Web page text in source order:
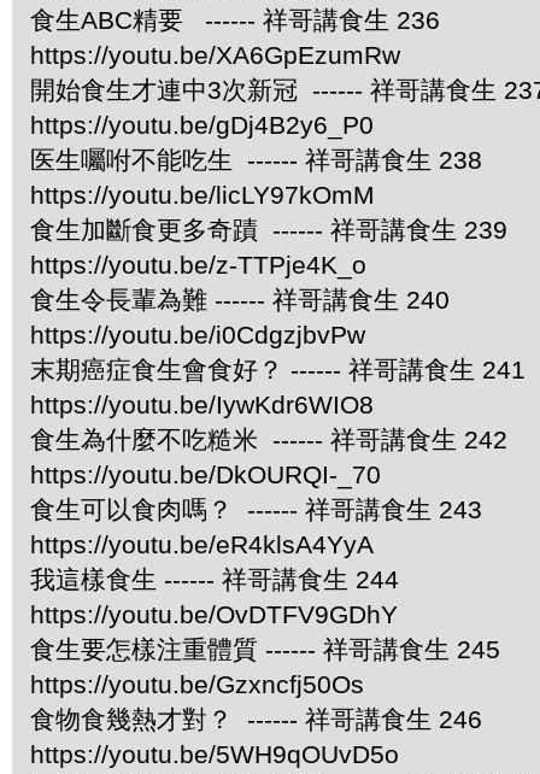
食生ABC精要 ------ 祥哥講食生 236
https://youtu.be/XA6GpEzumRw
開始食生才連中3次新冠 ------ 祥哥講食生
https://youtu.be/gDj4B2y6_P0
医生囑咐不能吃生 ------ 祥哥講食生 238
https://youtu.be/licLY97kOmM
食生加斷食更多奇蹟 ------ 祥哥講食生 239
https://youtu.be/z-TTPje4K_o
食生令長輩為難 ------ 祥哥講食生 240
https://youtu.be/i0CdgzjbvPw
末期癌症食生會食好？ ------ 祥哥講食生 241
https://youtu.be/IywKdr6WIO8
食生為什麼不吃糙米 ------ 祥哥講食生 242
https://youtu.be/DkOURQI-_70
食生可以食肉嗎？ ------ 祥哥講食生 243
https://youtu.be/eR4klsA4YyA
我這樣食生 ------ 祥哥講食生 244
https://youtu.be/OvDTFV9GDhY
食生要怎樣注重體質 ------ 祥哥講食生 245
https://youtu.be/Gzxncfj50Os
食物食幾熱才對？ ------ 祥哥講食生 246
https://youtu.be/5WH9qOUvD5o